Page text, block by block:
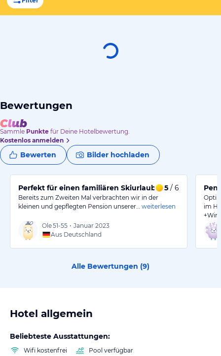
Bewertungen
Sammle Punkte für Deine Hotelbewertung.
Kostenlos anmelden
Bewerten Bilder hochladen
Perfekt für einen familiären Skiurlaub 5 / 6
Bereits zum Zweiten Mal verbrachten wir in der
kleinen und gepflegten Pension unserer…
weiterlesen
Ole51-55 • Januar 2023
Aus Deutschland
im
Alle Bewertungen (9)
Hotel allgemein
Beliebteste Ausstattungen:
Wifi kostenfrei Pool verfügbar